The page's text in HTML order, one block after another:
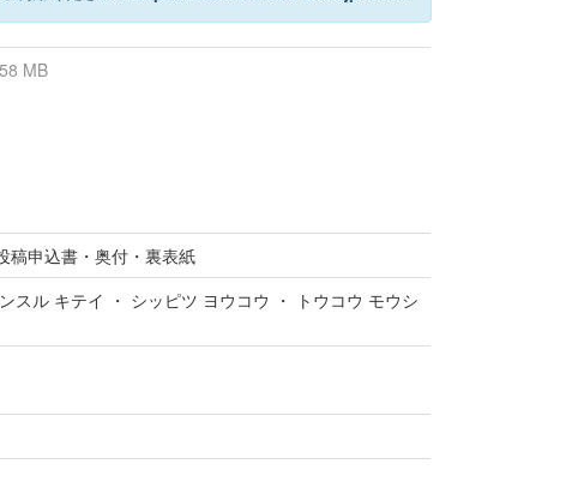
MB
稿申込書・奥付・裏表紙
スル キテイ ・ シッピツ ヨウコウ ・ トウコウ モウシ